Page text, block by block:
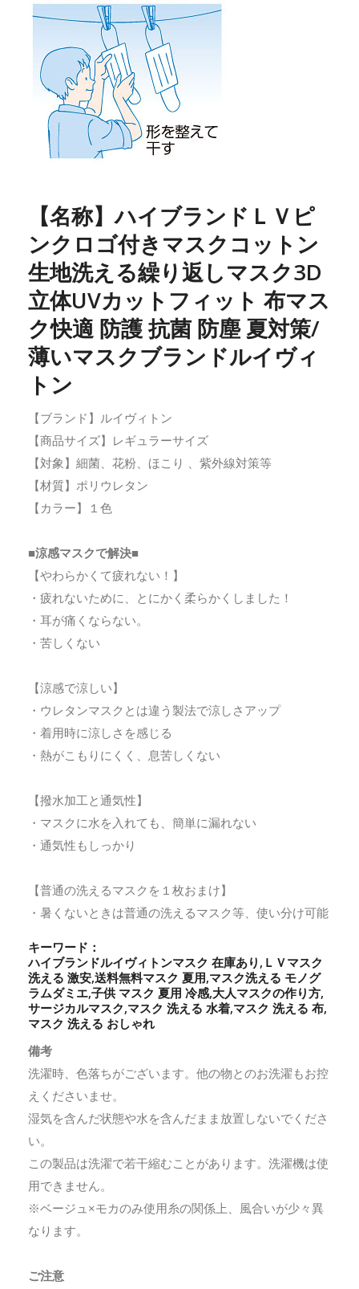
【名称】ハイブランドＬＶピ
ンクロゴ付きマスクコットン
生地洗える繰り返しマスク3D
立体UVカットフィット 布マス
ク快適 防護 抗菌 防塵 夏対策/
薄いマスクブランドルイヴィ
トン
【ブランド】ルイヴィトン
【商品サイズ】レギュラーサイズ
【対象】細菌、花粉、ほこり 、紫外線対策等
【材質】ポリウレタン
【カラー】１色
■涼感マスクで解決■
【やわらかくて疲れない！】
・疲れないために、とにかく柔らかくしました！
・耳が痛くならない。
・苦しくない
【涼感で涼しい】
・ウレタンマスクとは違う製法で涼しさアップ
・着用時に涼しさを感じる
・熱がこもりにくく、息苦しくない
【撥水加工と通気性】
・マスクに水を入れても、簡単に漏れない
・通気性もしっかり
【普通の洗えるマスクを１枚おまけ】
・暑くないときは普通の洗えるマスク等、使い分け可能
キーワード：
ハイブランドルイヴィトンマスク 在庫あり,ＬＶマスク
洗える 激安,送料無料マスク 夏用,マスク洗える モノグ
ラムダミエ,子供 マスク 夏用 冷感,大人マスクの作り方,
サージカルマスク,マスク 洗える 水着,マスク 洗える 布,
マスク 洗える おしゃれ
備考
洗濯時、色落ちがございます。他の物とのお洗濯もお控
えくださいませ。
湿気を含んだ状態や水を含んだまま放置しないでくださ
い。
この製品は洗濯で若干縮むことがあります。洗濯機は使
用できません。
※ベージュ×モカのみ使用糸の関係上、風合いが少々異
なります。
ご注意